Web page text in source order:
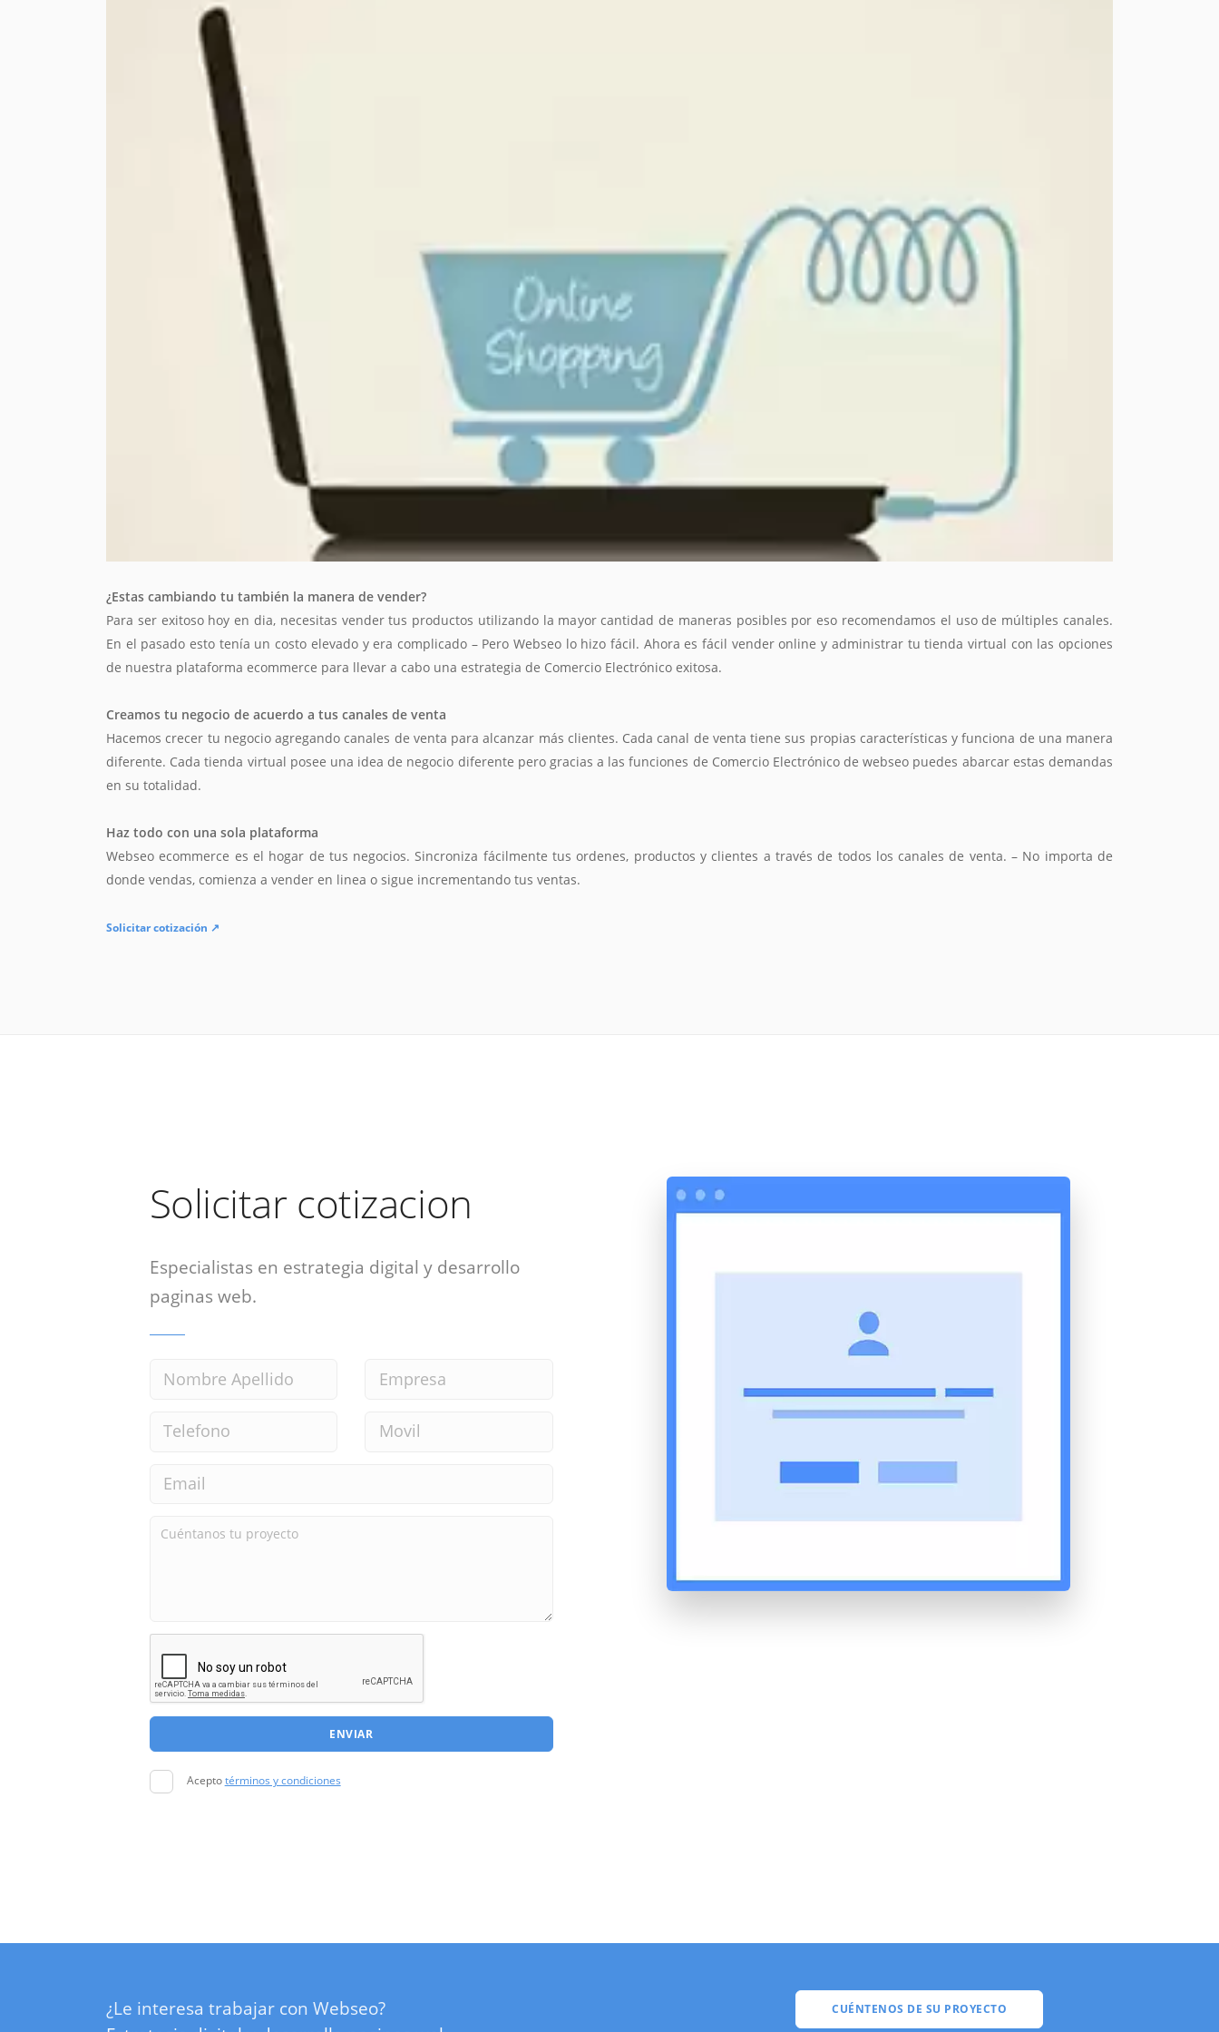
¿Estas cambiando tu también la manera de vender?
Para ser exitoso hoy en dia, necesitas vender tus productos utilizando la mayor cantidad de maneras posibles por eso recomendamos el uso de múltiples canales.
En el pasado esto tenía un costo elevado y era complicado – Pero Webseo lo hizo fácil. Ahora es fácil vender online y administrar tu tienda virtual con las opciones
de nuestra plataforma ecommerce para llevar a cabo una estrategia de Comercio Electrónico exitosa.
Creamos tu negocio de acuerdo a tus canales de venta
Hacemos crecer tu negocio agregando canales de venta para alcanzar más clientes. Cada canal de venta tiene sus propias características y funciona de una manera
diferente. Cada tienda virtual posee una idea de negocio diferente pero gracias a las funciones de Comercio Electrónico de webseo puedes abarcar estas demandas
en su totalidad.
Haz todo con una sola plataforma
Webseo ecommerce es el hogar de tus negocios. Sincroniza fácilmente tus ordenes, productos y clientes a través de todos los canales de venta. – No importa de
donde vendas, comienza a vender en linea o sigue incrementando tus ventas.
Solicitar cotización ↗
Solicitar cotizacion
Especialistas en estrategia digital y desarrollo
paginas web.
ENVIAR
Aceptotérminos y condiciones
¿Le interesa trabajar con Webseo?
CUÉNTENOS DE SU PROYECTO